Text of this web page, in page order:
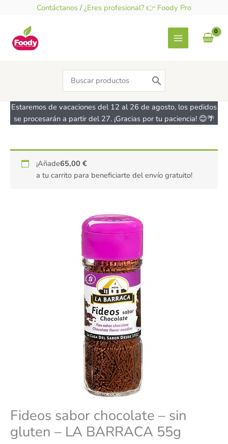
contenido
Contáctanos / ¿Eres profesional? 👉 Foody Pro
Search
for:
Estaremos de vacaciones del 12 al 26 de agosto, los pedidos
se procesarán a partir del 27. ¡Gracias por tu paciencia! 😊🌴
¡Añade65,00€
a tu carrito para beneficiarte del envío gratuito!
Fideos sabor chocolate – sin
gluten – LA BARRACA 55g
Fideos
sabor
chocolate